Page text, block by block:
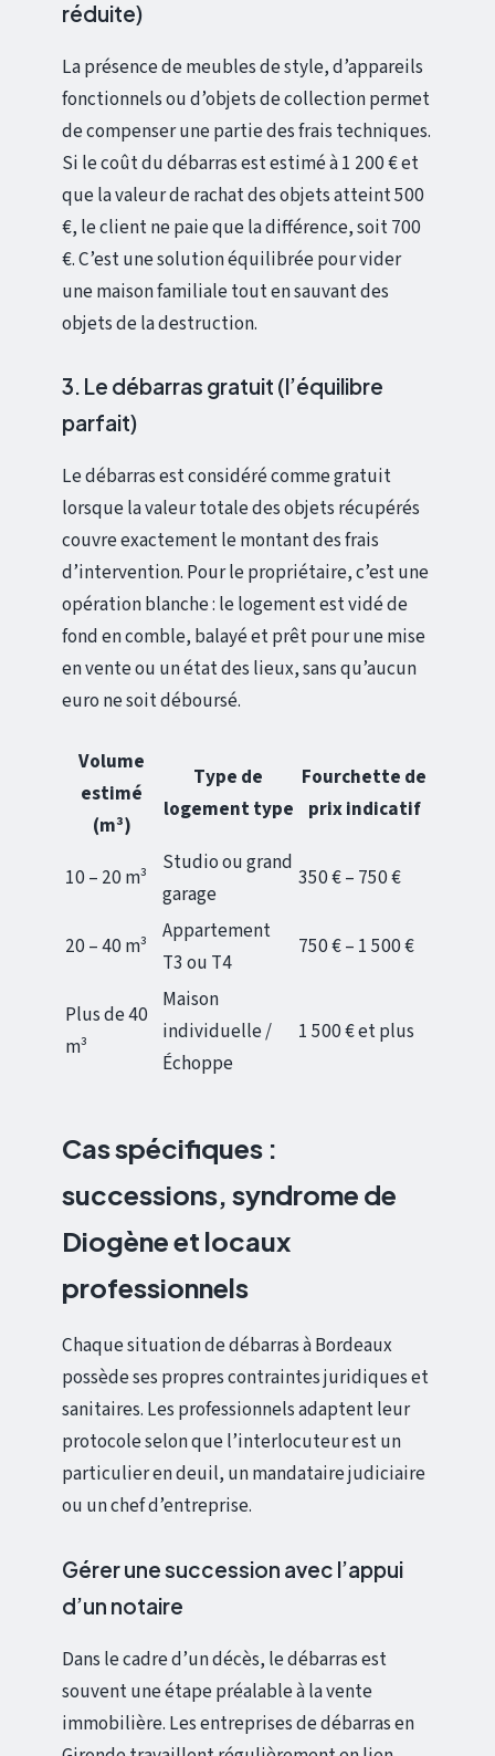
réduite)
La présence de meubles de style, d’appareils
fonctionnels ou d’objets de collection permet
de compenser une partie des frais techniques.
Si le coût du débarras est estimé à 1 200 € et
que la valeur de rachat des objets atteint 500
€, le client ne paie que la différence, soit 700
€. C’est une solution équilibrée pour vider
une maison familiale tout en sauvant des
objets de la destruction.
3. Le débarras gratuit (l’équilibre
parfait)
Le débarras est considéré comme gratuit
lorsque la valeur totale des objets récupérés
couvre exactement le montant des frais
d’intervention. Pour le propriétaire, c’est une
opération blanche : le logement est vidé de
fond en comble, balayé et prêt pour une mise
en vente ou un état des lieux, sans qu’aucun
euro ne soit déboursé.
Volume
estimé
(m³)
Type de
logement type
Fourchette de
prix indicatif
10 – 20 m³
Studio ou grand
garage
350 € – 750 €
20 – 40 m³
Appartement
T3 ou T4
750 € – 1 500 €
Plus de 40
m³
Maison
individuelle /
Échoppe
1 500 € et plus
Cas spécifiques :
successions, syndrome de
Diogène et locaux
professionnels
Chaque situation de débarras à Bordeaux
possède ses propres contraintes juridiques et
sanitaires. Les professionnels adaptent leur
protocole selon que l’interlocuteur est un
particulier en deuil, un mandataire judiciaire
ou un chef d’entreprise.
Gérer une succession avec l’appui
d’un notaire
Dans le cadre d’un décès, le débarras est
souvent une étape préalable à la vente
immobilière. Les entreprises de débarras en